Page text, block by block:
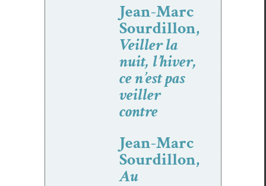
Jean-Marc
Sourdillon,
Veiller la
nuit, l’hiver,
ce n’est pas
veiller
contre
Jean-Marc
Sourdillon,
Au